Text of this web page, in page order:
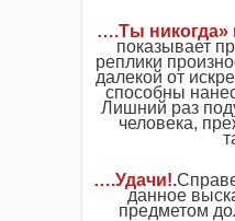
….Ты никогда»
показывает
реплики
далекой от
способны
Лишний раз
человека,
….Удачи!.
данное
предметом